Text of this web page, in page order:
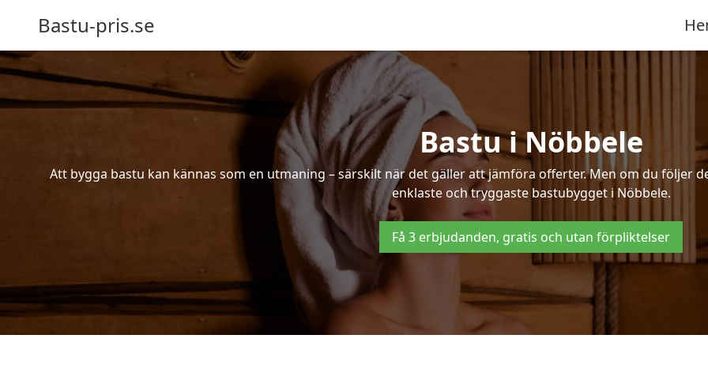
Bastu-pris.se
Bastu i Nöbbele
Att bygga bastu kan kännas som en utmaning – särskilt när det gäller att jämföra offerter. Men om du följer
enklaste och tryggaste bastubygget i Nöbbele.
Få 3 erbjudanden, gratis och utan förpliktelser